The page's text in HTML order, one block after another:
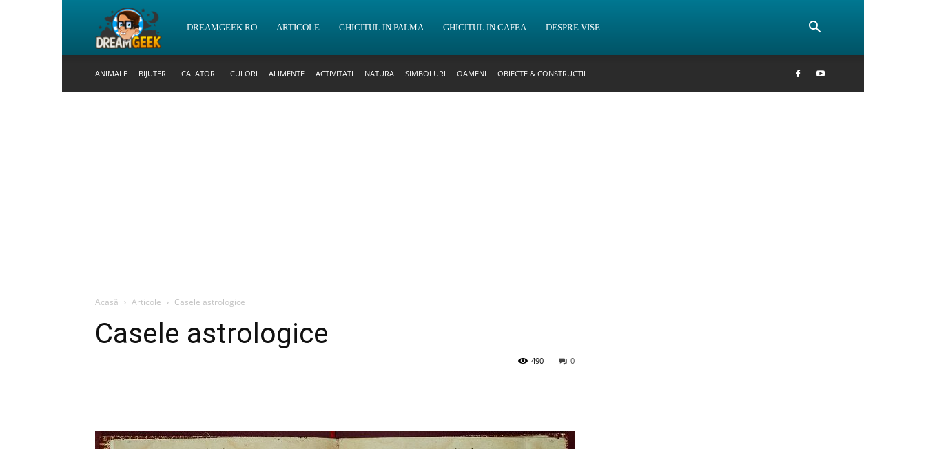
DreamGeek.ro
DREAMGEEK.RO ARTICOLE GHICITUL IN PALMA GHICITUL IN CAFEA DESPRE VISE
ANIMALE BIJUTERII CALATORII CULORI ALIMENTE ACTIVITATI NATURA SIMBOLURI OAMENI OBIECTE & CONSTRUCTII
Acasă Articole Casele astrologice
Casele astrologice
0
490